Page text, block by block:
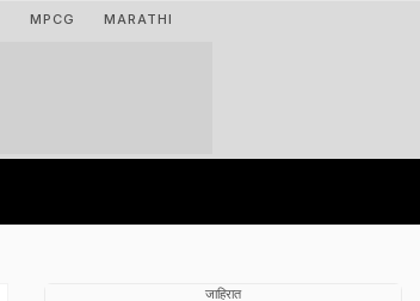
MPCG MARATHI
जाहिरात